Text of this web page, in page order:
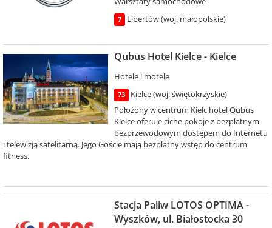
7 Libertów (woj. małopolskie)
Qubus Hotel Kielce - Kielce
Hotele i motele
73
Kielce (woj. świętokrzyskie)
Położony w centrum Kielc hotel Qubus
Kielce oferuje ciche pokoje z bezpłatnym
bezprzewodowym dostępem do Internetu
i telewizją satelitarną. Jego Goście mają bezpłatny wstęp do centrum
fitness.
Stacja Paliw LOTOS OPTIMA -
Wyszków, ul. Białostocka 30